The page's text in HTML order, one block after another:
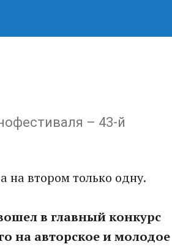
– 43-й
на втором только одну.
в главный конкурс
на авторское и молодое